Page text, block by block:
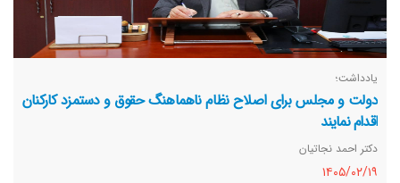
یادداشت؛
دولت و مجلس برای اصلاح نظام ناهماهنگ حقوق و دستمزد کارکنان
اقدام نمایند
دکتر احمد نجاتیان
١٤٠٥/٠٢/١٩